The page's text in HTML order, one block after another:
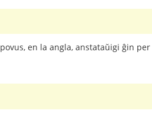
en la angla, anstataŭigi ĝin per